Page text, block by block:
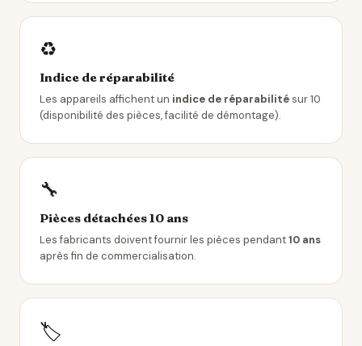
♻️
Indice de réparabilité
Les appareils affichent un indice de réparabilitésur 10
(disponibilité des pièces, facilité de démontage).
🔧
Pièces détachées 10 ans
Les fabricants doivent fournir les pièces pendant10 ans
après fin de commercialisation.
🏷️